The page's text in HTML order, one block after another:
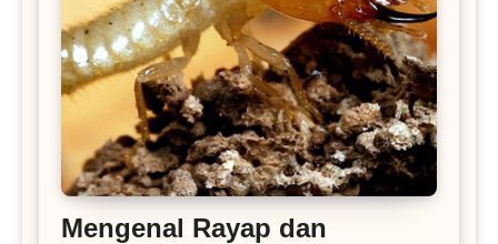
Mengenal Rayap dan